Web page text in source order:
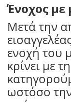
Ένοχος με
Μετά την
ενοχή του
κρίνει με
ωστόσο